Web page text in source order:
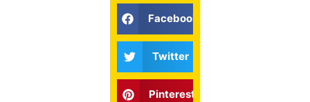
Facebook
Twitter
Pinterest